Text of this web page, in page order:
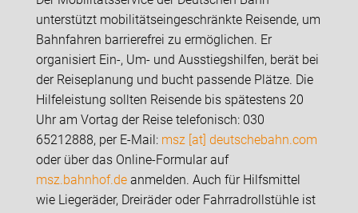
unterstützt mobilitätseingeschränkte Reisende, um
Bahnfahren barrierefrei zu ermöglichen. Er
organisiert Ein-, Um- und Ausstiegshilfen, berät bei
der Reiseplanung und bucht passende Plätze. Die
Hilfeleistung sollten Reisende bis spätestens 20
Uhr am Vortag der Reise telefonisch: 030
65212888, per E-Mail: msz [at] deutschebahn.com
oder über das Online-Formular auf
msz.bahnhof.deanmelden. Auch für Hilfsmittel
wie Liegeräder, Dreiräder oder Fahrradrollstühle ist